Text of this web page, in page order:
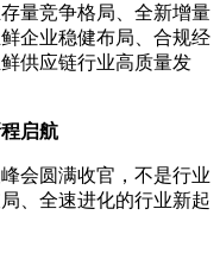
量竞争格局、全新增量
企业稳健布局、合规经
供应链行业高质量发
启航
会圆满收官，不是行业
、全速进化的行业新起